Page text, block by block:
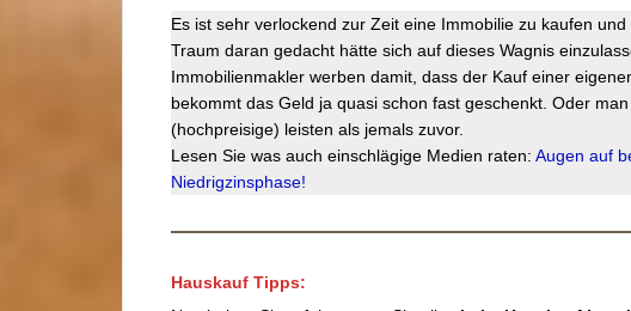
Es ist sehr verlockend zur Zeit eine Immobilie zu kaufen
Traum daran gedacht hätte sich auf dieses Wagnis
Immobilienmakler werben damit, dass der Kauf einer
bekommt das Geld ja quasi schon fast geschenkt. Oder
(hochpreisige) leisten als jemals zuvor.
Lesen Sie was auch einschlägige Medien raten: Augen auf
Niedrigzinsphase!
Hauskauf Tipps: